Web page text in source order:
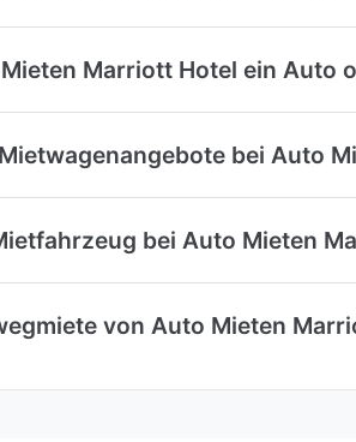
Marriott Hotel ein Auto
bei Auto
bei Auto Mieten
von Auto Mieten